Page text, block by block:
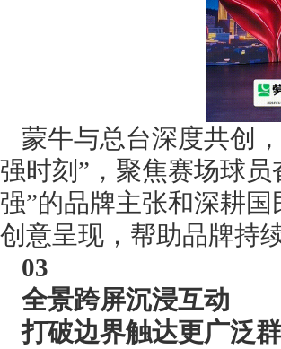
蒙牛与总台深度共创
强时刻”，聚焦赛场球
强”的品牌主张和深耕
创意呈现，帮助品牌持
03
全景跨屏沉浸互动
打破边界触达更广泛